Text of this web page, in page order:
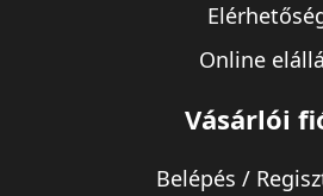
Online
Vásárlói
Belépés /